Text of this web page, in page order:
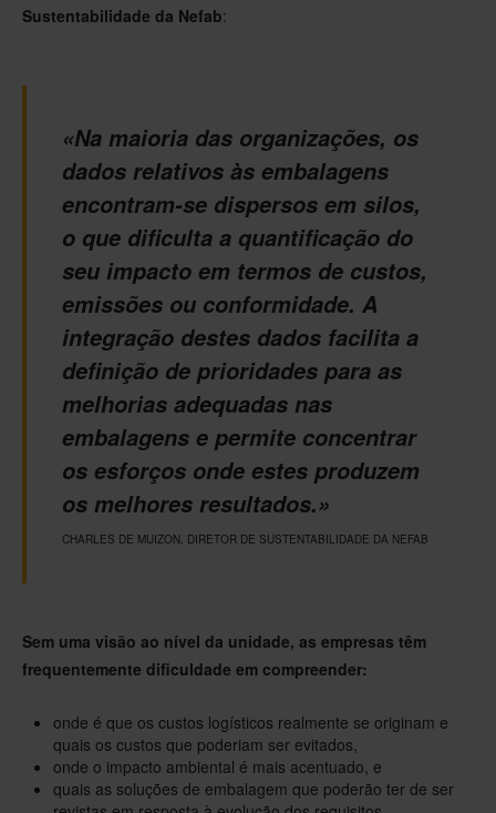
Sustentabilidade da Nefab:
«Na maioria das organizações, os
dados relativos às embalagens
encontram-se dispersos em silos,
o que dificulta a quantificação do
seu impacto em termos de custos,
emissões ou conformidade. A
integração destes dados facilita a
definição de prioridades para as
melhorias adequadas nas
embalagens e permite concentrar
os esforços onde estes produzem
os melhores resultados.»
CHARLES DE MUIZON, DIRETOR DE SUSTENTABILIDADE DA NEFAB
Sem uma visão ao nível da unidade, as empresas têm
frequentemente dificuldade em compreender:
onde é que os custos logísticos realmente se originam e
quais os custos que poderiam ser evitados,
onde o impacto ambiental é mais acentuado, e
quais as soluções de embalagem que poderão ter de ser